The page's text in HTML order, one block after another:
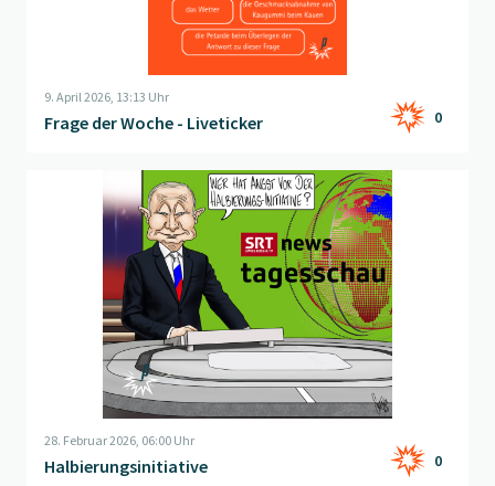
9. April 2026, 13:13 Uhr
Frage der Woche - Liveticker 0
Halbierungsinitiative" öffnen
28. Februar 2026, 06:00 Uhr
Halbierungsinitiative 0